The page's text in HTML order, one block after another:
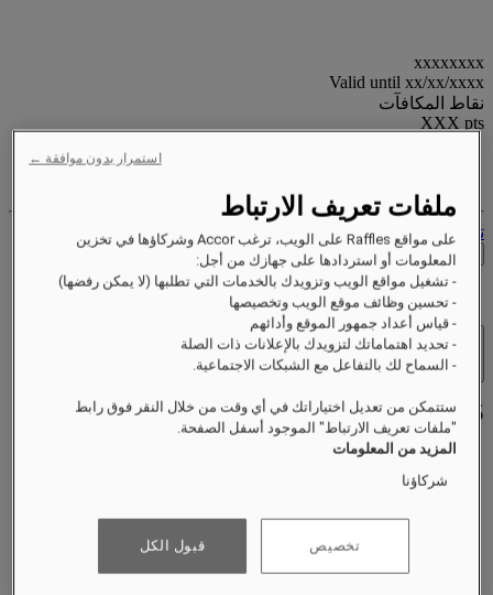
xxxxxxxx
Valid until xx/xx/xxxx
نقاط المكافآت
XXX pts
تسجيل الخروج
التحقق من الأسعار
الفنادق والمنتجعات
فتح القائمة
نبذة عنّا
العناية بالصحة
التجارب
ملفات تعريف الارتباط
على مواقع Raffles على الويب، ترغب Accor وشركاؤها في تخزين
المعلومات أو استردادها على جهازك من أجل:
- تشغيل مواقع الويب وتزويدك بالخدمات التي تطلبها (لا يمكن رفضها)
- تحسين وظائف موقع الويب وتخصيصها
- قياس أعداد جمهور الموقع وأدائهم
- تحديد اهتماماتك لتزويدك بالإعلانات ذات الصلة
- السماح لك بالتفاعل مع الشبكات الاجتماعية.
ستتمكن من تعديل اختياراتك في أي وقت من خلال النقر فوق رابط
"ملفات تعريف الارتباط" الموجود أسفل الصفحة.
المزيد من المعلومات
شركاؤنا
تخصيص قبول الكل
استمرار بدون موافقة ←